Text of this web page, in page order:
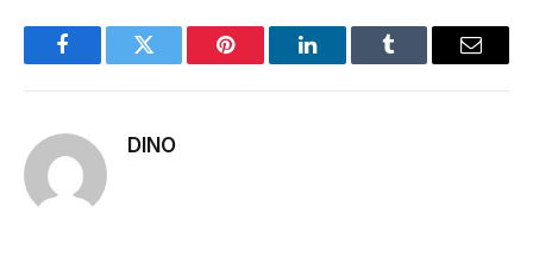
FacebookTwitter Pinterest LinkedInTumblr
E-
DINO